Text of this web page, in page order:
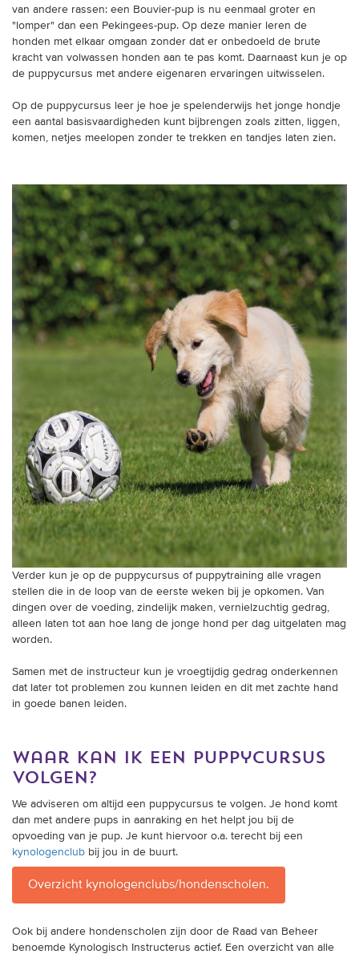
van andere rassen: een Bouvier-pup is nu eenmaal groter en
"lomper" dan een Pekingees-pup. Op deze manier leren de
honden met elkaar omgaan zonder dat er onbedoeld de brute
kracht van volwassen honden aan te pas komt. Daarnaast kun je op
de puppycursus met andere eigenaren ervaringen uitwisselen.
Op de puppycursus leer je hoe je spelenderwijs het jonge hondje
een aantal basisvaardigheden kunt bijbrengen zoals zitten, liggen,
komen, netjes meelopen zonder te trekken en tandjes laten zien.
Verder kun je op de puppycursus of puppytraining alle vragen
stellen die in de loop van de eerste weken bij je opkomen. Van
dingen over de voeding, zindelijk maken, vernielzuchtig gedrag,
alleen laten tot aan hoe lang de jonge hond per dag uitgelaten mag
worden.
Samen met de instructeur kun je vroegtijdig gedrag onderkennen
dat later tot problemen zou kunnen leiden en dit met zachte hand
in goede banen leiden.
waar kan ik een puppycursus
volgen?
We adviseren om altijd een puppycursus te volgen. Je hond komt
dan met andere pups in aanraking en het helpt jou bij de
opvoeding van je pup. Je kunt hiervoor o.a. terecht bij een
kynologenclub bij jou in de buurt.
Overzicht kynologenclubs/hondenscholen.
Ook bij andere hondenscholen zijn door de Raad van Beheer
benoemde Kynologisch Instructerus actief. Een overzicht van alle